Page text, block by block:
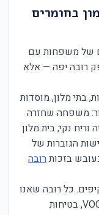
20 שנות אמון בחומרים
של משפחות עם
רובה יפה — אלא
בתי מלון, מוסדות
משפחה שחזרה
נקי; בית מלון
הגוברות של
בזכותרובה
כל רובה שאנו
משתמשים בה עברה בדיקה קשוחה על VOC, בטיחות